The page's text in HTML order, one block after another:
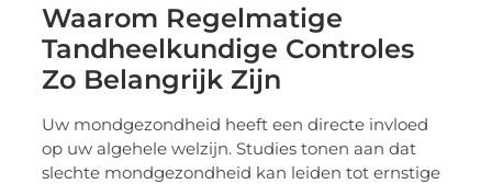
Waarom Regelmatige
Tandheelkundige Controles
Zo Belangrijk Zijn
Uw mondgezondheid heeft een directe invloed
op uw algehele welzijn. Studies tonen aan dat
slechte mondgezondheid kan leiden tot ernstige